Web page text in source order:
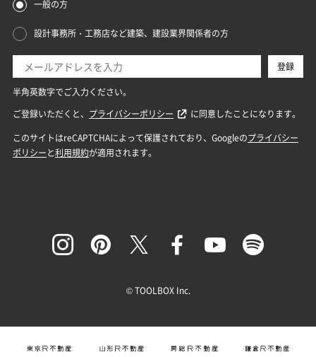
© TOOLBOX Inc.